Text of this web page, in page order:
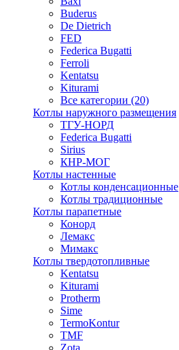
Buderus
De Dietrich
FED
Federica Bugatti
Ferroli
Kentatsu
Kiturami
Все категории (20)
Котлы наружного размещения
ТГУ-НОРД
Federica Bugatti
Sirius
КНР-МОГ
Котлы настенные
Котлы конденсационные
Котлы традиционные
Котлы парапетные
Конорд
Лемакс
Мимакс
Котлы твердотопливные
Kentatsu
Kiturami
Protherm
Sime
TermoKontur
TMF
Zota